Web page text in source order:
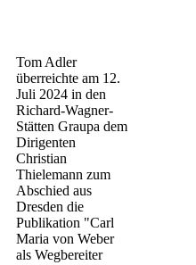
Tom Adler
überreichte am 12.
Juli 2024 in den
Richard-Wagner-
Stätten Graupa dem
Dirigenten
Christian
Thielemann zum
Abschied aus
Dresden die
Publikation "Carl
Maria von Weber
als Wegbereiter